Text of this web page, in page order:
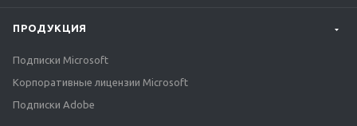
ПРОДУКЦИЯ
Подписки Microsoft
Корпоративные лицензии Microsoft
Подписки Adobe